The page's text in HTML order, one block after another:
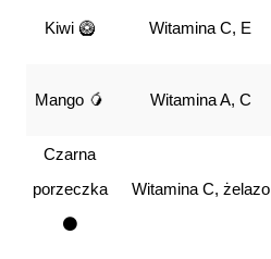
Kiwi 🥝 Witamina C, E
Mango 🥭 Witamina A, C
Czarna
porzeczka
⚫
Witamina C, żelazo